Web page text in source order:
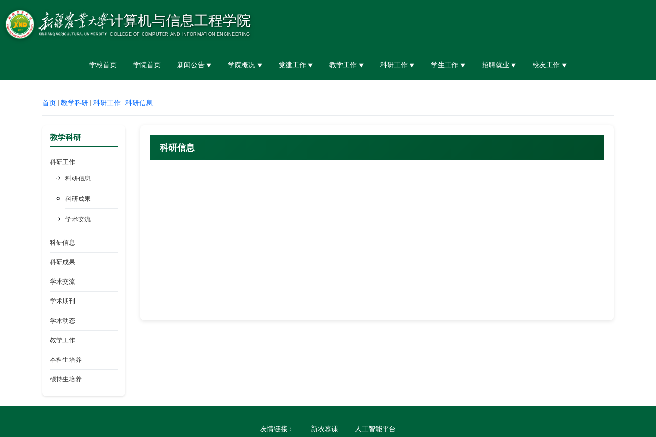
学校首页 学院首页 新闻公告 ▼ 学院概况 ▼ 党建工作 ▼ 教学工作 ▼ 科研工作 ▼ 学生工作 ▼ 招聘就业 ▼ 校友工作 ▼
首页 教学科研 科研工作 科研信息
教学科研
科研工作
科研信息
科研成果
学术交流
科研信息
科研成果
学术交流
学术期刊
学术动态
教学工作
本科生培养
硕博生培养
科研信息
友情链接： 新农慕课 人工智能平台